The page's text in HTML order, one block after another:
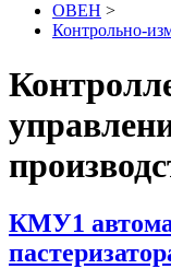
ОВЕН >
Контрольно-
КМУ1